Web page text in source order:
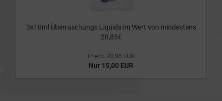
3x10ml Überraschungs Liquids im Wert von mindestens
20,85€
Ehem. 20,85 EUR
Nur 15,00 EUR